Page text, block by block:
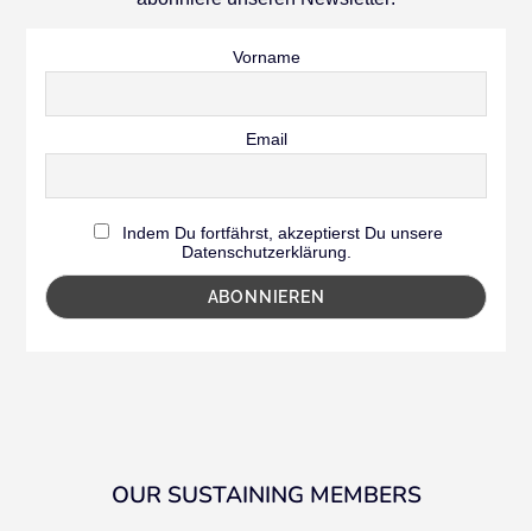
Vorname
Email
Indem Du fortfährst, akzeptierst Du unsere
Datenschutzerklärung.
OUR SUSTAINING MEMBERS